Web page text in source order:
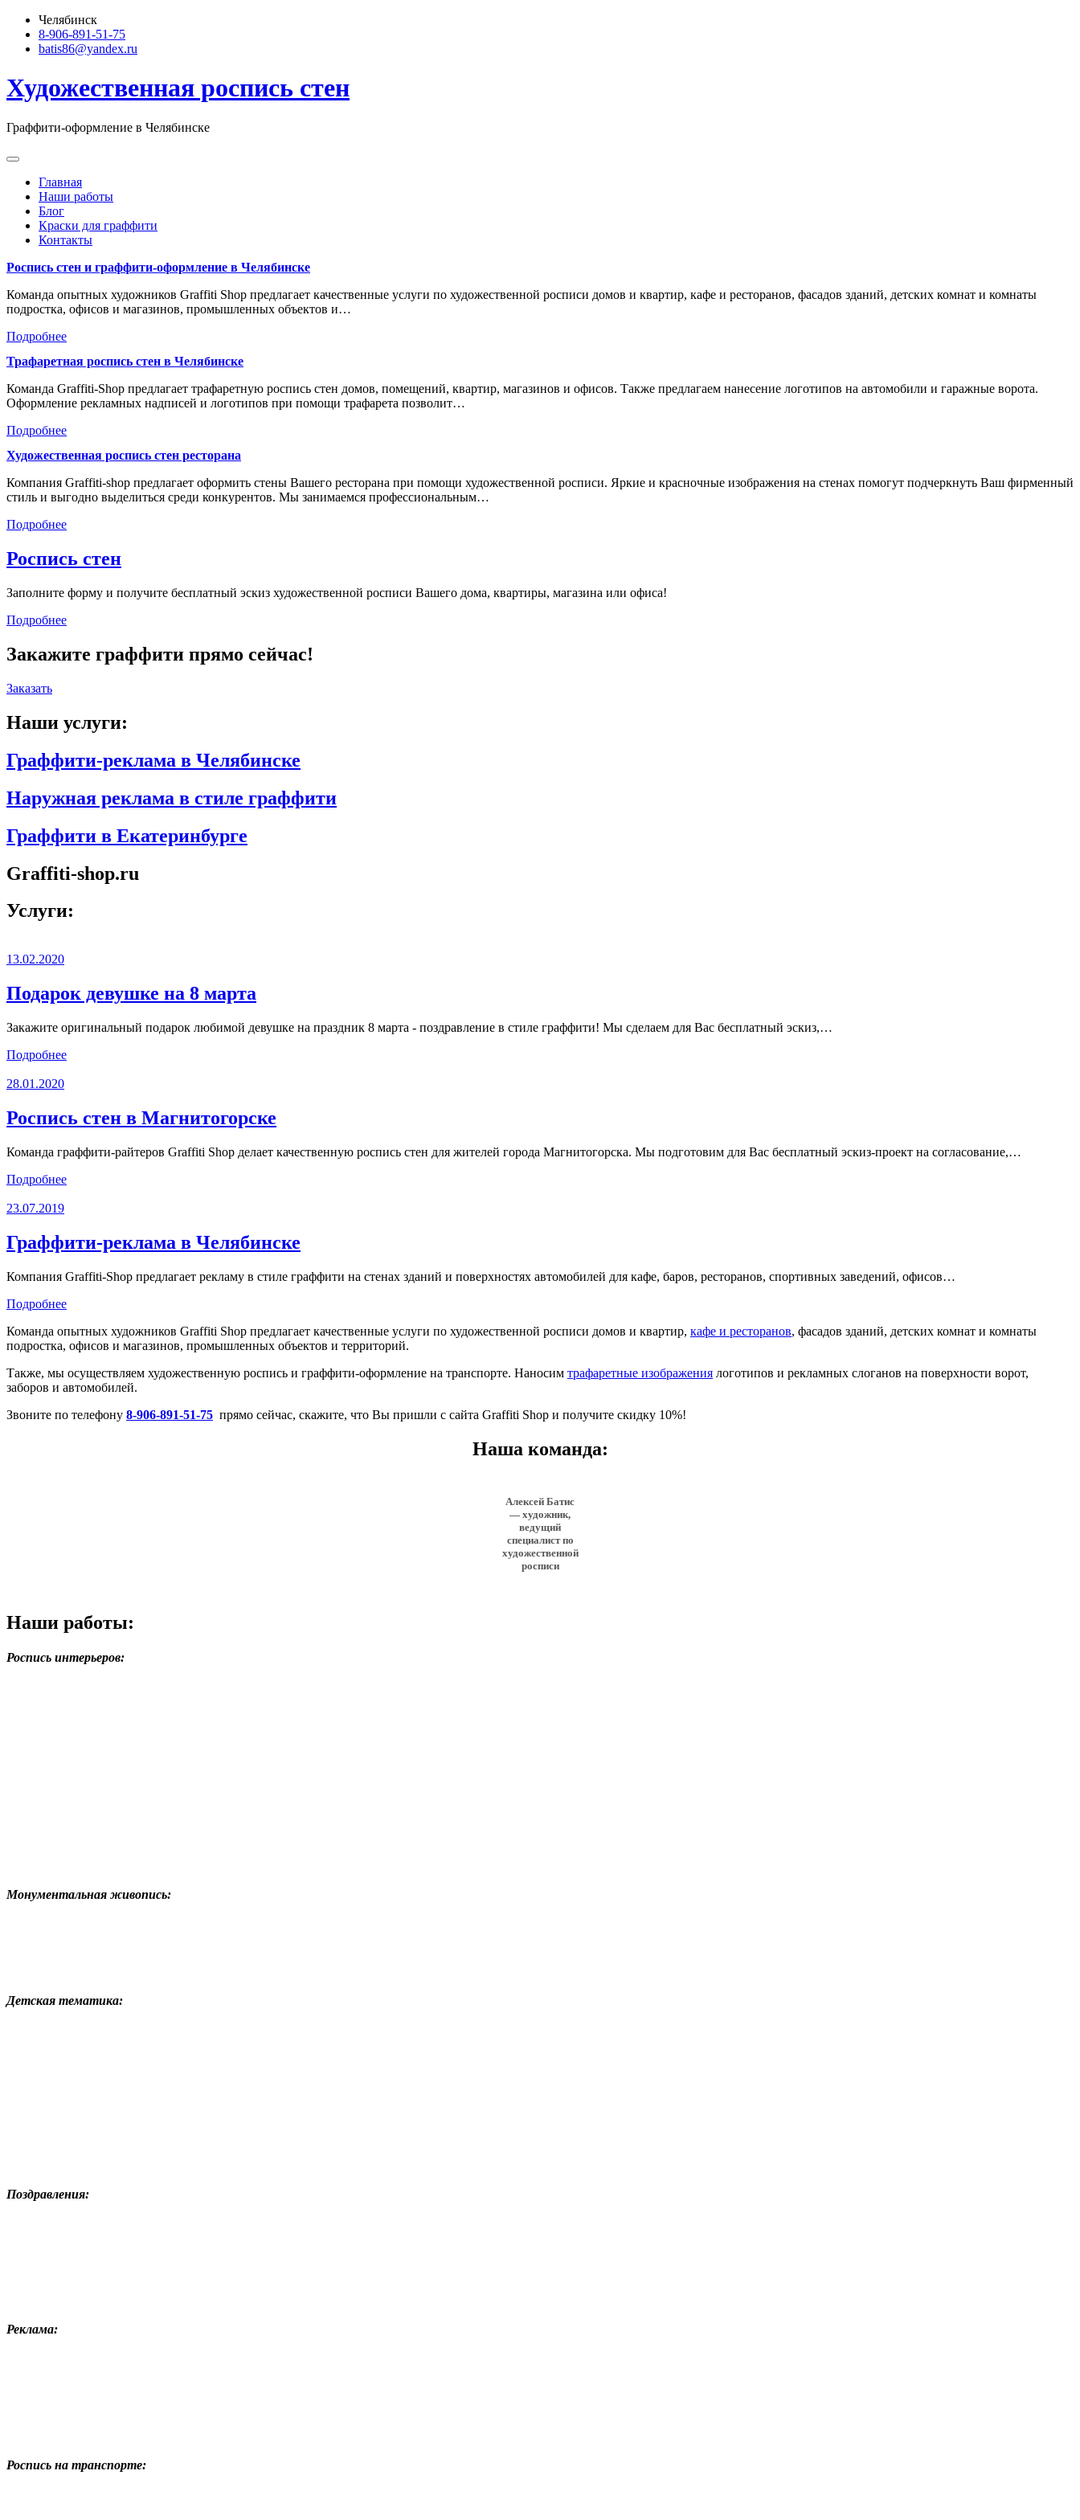
Skip
content
Челябинск
8-906-891-51-75
batis86@yandex.ru
Художественная роспись стен
Граффити-оформление в Челябинске
Главная
Наши работы
Блог
Краски для граффити
Контакты
Роспись стен и граффити-оформление в Челябинске
Команда опытных художников Graffiti Shop предлагает качественные услуги по художественной росписи домов и квартир, кафе и ресторанов, фасадов зданий, детских комнат и комнаты
подростка, офисов и магазинов, промышленных объектов и…
Подробнее
Трафаретная роспись стен в Челябинске
Команда Graffiti-Shop предлагает трафаретную роспись стен домов, помещений, квартир, магазинов и офисов. Также предлагаем нанесение логотипов на автомобили и гаражные ворота.
Оформление рекламных надписей и логотипов при помощи трафарета позволит…
Подробнее
Художественная роспись стен ресторана
Компания Graffiti-shop предлагает оформить стены Вашего ресторана при помощи художественной росписи. Яркие и красночные изображения на стенах помогут подчеркнуть Ваш фирменный
стиль и выгодно выделиться среди конкурентов. Мы занимаемся профессиональным…
Подробнее
Роспись стен
Заполните форму и получите бесплатный эскиз художественной росписи Вашего дома, квартиры, магазина или офиса!
Подробнее
Закажите граффити прямо сейчас!
Заказать
Наши услуги:
Граффити-реклама в Челябинске
Наружная реклама в стиле граффити
Граффити в Екатеринбурге
Graffiti-shop.ru
Услуги:
13.02.2020
Подарок девушке на 8 марта
Закажите оригинальный подарок любимой девушке на праздник 8 марта - поздравление в стиле граффити! Мы сделаем для Вас бесплатный эскиз,…
Подробнее
28.01.2020
Роспись стен в Магнитогорске
Команда граффити-райтеров Graffiti Shop делает качественную роспись стен для жителей города Магнитогорска. Мы подготовим для Вас бесплатный эскиз-проект на согласование,…
Подробнее
23.07.2019
Граффити-реклама в Челябинске
Компания Graffiti-Shop предлагает рекламу в стиле граффити на стенах зданий и поверхностях автомобилей для кафе, баров, ресторанов, спортивных заведений, офисов…
Подробнее
Команда опытных художников Graffiti Shop предлагает качественные услуги по художественной росписи домов и квартир, кафе и ресторанов, фасадов зданий, детских комнат и комнаты
подростка, офисов и магазинов, промышленных объектов и территорий.
Также, мы осуществляем художественную роспись и граффити-оформление на транспорте. Наносим трафаретные изображения логотипов и рекламных слоганов на поверхности ворот,
заборов и автомобилей.
Звоните по телефону 8-906-891-51-75 прямо сейчас, скажите, что Вы пришли с сайта Graffiti Shop и получите скидку 10%!
Наша команда:
Алексей Батис
— художник,
ведущий
специалист по
художественной
росписи
Наши работы:
Роспись интерьеров:
Монументальная живопись:
Детская тематика:
Поздравления:
Реклама:
Роспись на транспорте: